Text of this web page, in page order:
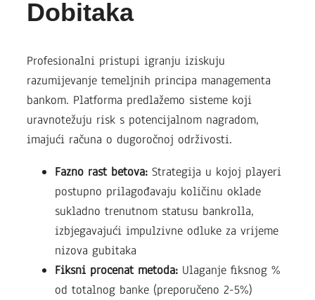
Dobitaka
Profesionalni pristupi igranju iziskuju
razumijevanje temeljnih principa managementa
bankom. Platforma predlažemo sisteme koji
uravnotežuju risk s potencijalnom nagradom,
imajući računa o dugoročnoj održivosti.
Fazno rast betova: Strategija u kojoj playeri
postupno prilagođavaju količinu oklade
sukladno trenutnom statusu bankrolla,
izbjegavajući impulzivne odluke za vrijeme
nizova gubitaka
Fiksni procenat metoda: Ulaganje fiksnog %
od totalnog banke (preporučeno 2-5%)